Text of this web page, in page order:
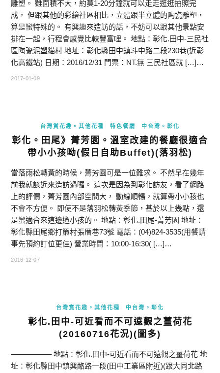
雕塑。 雖面積不大，約莫1-20分鐘就可以走走逛逛拍照完
成， 但跟其他的彩繪社區相比，立體跟半立體的陶瓷雕塑，
算是蠻特殊的。 有興趣來造訪的話，不妨可以跟其他景點安
排在一起，行程會感覺比較豐富哩。 地點：彰化.田中-三民社
區陶瓷泥塑貓村 地址：彰化縣田中鎮斗中路二段230巷(近彰
化高鐵站) 日期：2016/12/31 門票：NT.無 三民社區就 […]…
2017-01-09
台灣賞花趣。其他花種 特色餐廳 中台灣。彰化
彰化。田尾》菁芳園。溫室改建的餐廳很適合
帶小小孩呦(假日自助Buffet)(落羽松)
當落雨松轉黃的時候，菁芳園可是一位難求。 不然早在幾年
前我就該近來造訪過囉。 這次是因為到彰化訪友，看了網路
上的評價，菁芳園內部空間大， 動線順暢，就算帶小小孩也
不會不方便。 即使不是落羽松轉黃季節，基於以上幾點，還
是蠻適合來這邊遛小孩的。 地點：彰化.田尾-菁芳園 地址：
彰化縣田尾鄉打簾村張厝巷73號 電話：(04)824-3535(用餐請
事先預約訂位更佳) 營業時間：10:00-16:30( […]…
2016-12-07
台灣賞花趣。其他花種 中台灣。彰化
彰化.田中-可近看而不可遠觀之薑荷花
(20160716花況)(圖多)
—————– 地點：彰化.田中-可近看而不可遠觀之薑荷花 地
址：彰化縣田中鎮興酪路一段(田中工業區附近)(跟大同北路